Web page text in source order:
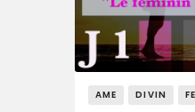
AME DIVIN